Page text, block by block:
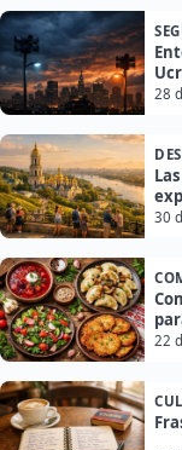
28
30
22